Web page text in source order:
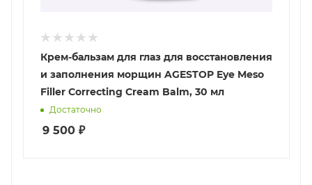
Крем-бальзам для глаз для восстановления
и заполнения морщин AGESTOP Eye Meso
Filler Correcting Cream Balm, 30 мл
Достаточно
9 500 ₽